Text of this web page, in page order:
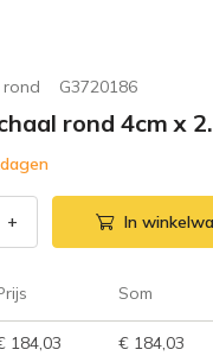
rond G3720186
rond 4cm x
+ In
Som
184,03 € 184,03